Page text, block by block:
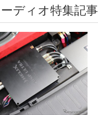
ディオ特集記事